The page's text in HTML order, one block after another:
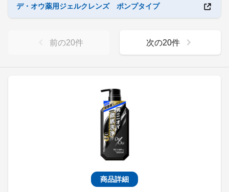
商品詳細
デ・オウ薬用ジェルクレンズ ポンプタイプ
前の20件 次の20件